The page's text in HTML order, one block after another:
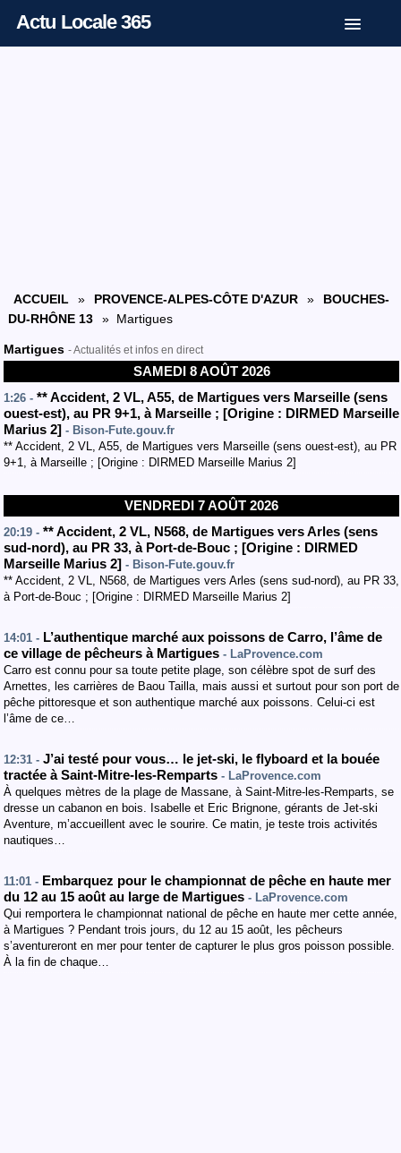
Actu Locale 365
ACCUEIL » PROVENCE-ALPES-CÔTE D'AZUR »
BOUCHES-
DU-RHÔNE 13
» Martigues
Martigues - Actualités et infos en direct
SAMEDI 8 AOÛT 2026
1:26 - **Accident, 2 VL,A55, de Martigues vers Marseille (sens
ouest-est), au PR 9+1, à Marseille ; [Origine : DIRMED Marseille
Marius 2] - Bison-Fute.gouv.fr
** Accident, 2 VL, A55, de Martigues vers Marseille (sens ouest-est), au PR
9+1, à Marseille ; [Origine : DIRMED Marseille Marius 2]
VENDREDI 7 AOÛT 2026
20:19 - **Accident, 2 VL, N568, de Martigues vers Arles (sens
sud-nord), au PR 33, à Port-de-Bouc ; [Origine : DIRMED
Marseille Marius 2] - Bison-Fute.gouv.fr
** Accident, 2 VL, N568, de Martigues vers Arles (sens sud-nord), au PR 33,
à Port-de-Bouc ; [Origine : DIRMED Marseille Marius 2]
14:01 - L’authentique marché aux poissons de Carro, l’âme de
ce village de pêcheurs à Martigues - LaProvence.com
Carro est connu pour sa toute petite plage, son célèbre spot de surf des
Arnettes, les carrières de Baou Tailla, mais aussi et surtout pour son port de
pêche pittoresque et son authentique marché aux poissons. Celui-ci est
l’âme de ce…
12:31 - J’ai testé pour vous… le jet-ski, le flyboard et la bouée
tractée à Saint-Mitre-les-Remparts - LaProvence.com
À quelques mètres de la plage de Massane, à Saint-Mitre-les-Remparts, se
dresse un cabanon en bois. Isabelle et Eric Brignone, gérants de Jet-ski
Aventure, m’accueillent avec le sourire. Ce matin, je teste trois activités
nautiques…
11:01 - Embarquez pour le championnat de pêche en haute mer
du 12 au 15 août au large de Martigues - LaProvence.com
Qui remportera le championnat national de pêche en haute mer cette année,
à Martigues ? Pendant trois jours, du 12 au 15 août, les pêcheurs
s’aventureront en mer pour tenter de capturer le plus gros poisson possible.
À la fin de chaque…